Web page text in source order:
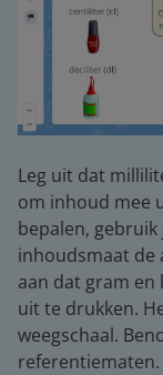
Leg uit dat
om inhoud mee
bepalen,
inhoudsmaat de
aan dat gram
uit te drukken.
weegschaal.
referentiematen.